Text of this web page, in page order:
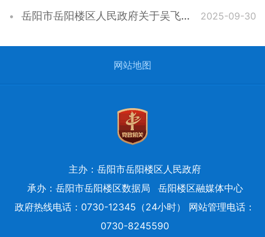
岳阳市岳阳楼区人民政府关于吴飞跃等同志职务任免的通知 2025-09-30
网站地图
主办：岳阳市岳阳楼区人民政府
承办：岳阳市岳阳楼区数据局
岳阳楼区融媒体中心
政府热线电话：0730-12345（24小时） 网站管理电话：
0730-8245590